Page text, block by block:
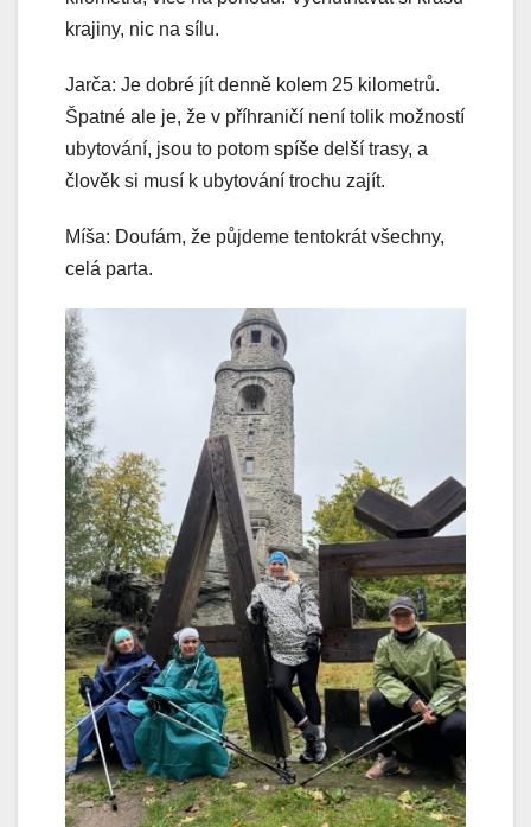
krajiny, nic na sílu.
Jarča: Je dobré jít denně kolem 25 kilometrů.
Špatné ale je, že v příhraničí není tolik možností
ubytování, jsou to potom spíše delší trasy, a
člověk si musí k ubytování trochu zajít.
Míša: Doufám, že půjdeme tentokrát všechny,
celá parta.